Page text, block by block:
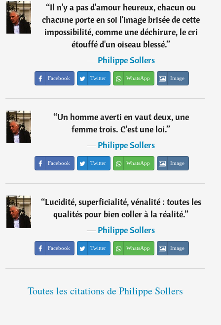
“Il n'y a pas d'amour heureux, chacun ou
chacune porte en soi l'image brisée de cette
impossibilité, comme une déchirure, le cri
étouffé d'un oiseau blessé.”
―Philippe Sollers
Facebook Twitter WhatsApp Image
“Un homme averti en vaut deux, une
femme trois. C'est une loi.”
―Philippe Sollers
Facebook Twitter WhatsApp Image
“Lucidité, superficialité, vénalité : toutes les
qualités pour bien coller à la réalité.”
―Philippe Sollers
Facebook Twitter WhatsApp Image
Toutes les citations de Philippe Sollers